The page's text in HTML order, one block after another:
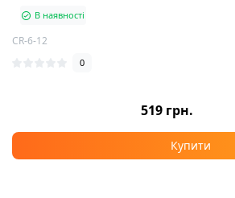
В наявності
CR-6-12
0
519 грн.
Купити